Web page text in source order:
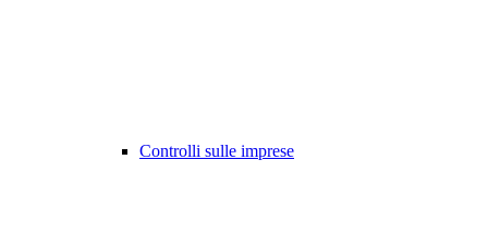
Controlli sulle imprese